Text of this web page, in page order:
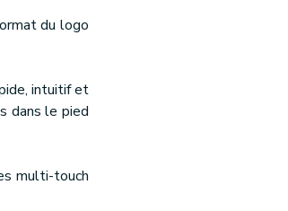
du logo
intuitif et
dans le pied
multi-touch